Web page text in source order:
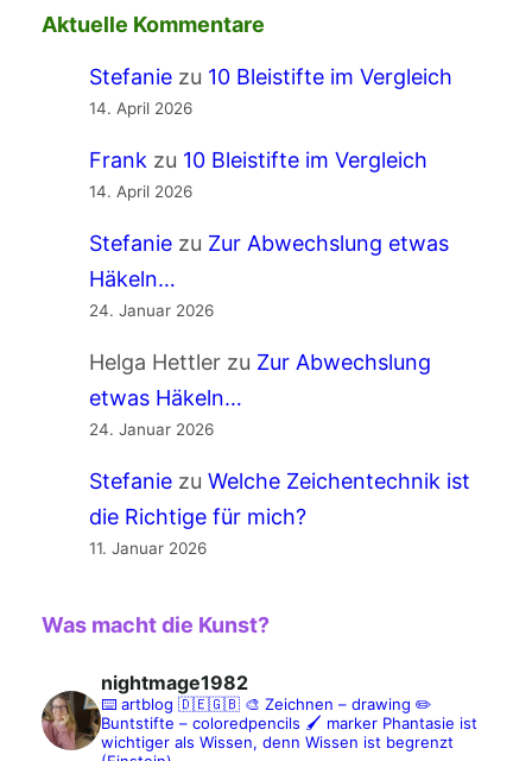
Aktuelle Kommentare
Stefaniezu 10 Bleistifte im Vergleich
14. April 2026
Frankzu 10 Bleistifte im Vergleich
14. April 2026
Stefaniezu Zur Abwechslung etwas
Häkeln…
24. Januar 2026
Helga Hettlerzu Zur Abwechslung
etwas Häkeln…
24. Januar 2026
Stefaniezu Welche Zeichentechnik ist
die Richtige für mich?
11. Januar 2026
Was macht die Kunst?
nightmage1982
⌨️ artblog 🇩🇪🇬🇧🎨 Zeichnen – drawing ✏️
Buntstifte – coloredpencils 🖌️ markerPhantasie ist
wichtiger als Wissen, denn Wissen ist begrenzt